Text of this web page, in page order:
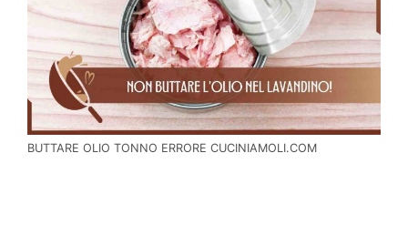
BUTTARE OLIO TONNO ERRORE CUCINIAMOLI.COM